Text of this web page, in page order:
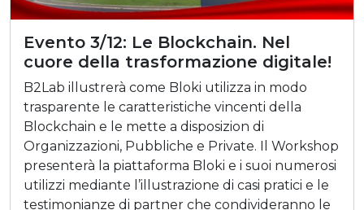
Evento 3/12: Le Blockchain. Nel
cuore della trasformazione digitale!
B2Lab illustrerà come Bloki utilizza in modo
trasparente le caratteristiche vincenti della
Blockchain e le mette a disposizion di
Organizzazioni, Pubbliche e Private. Il Workshop
presenterà la piattaforma Bloki e i suoi numerosi
utilizzi mediante l’illustrazione di casi pratici e le
testimonianze di partner che condivideranno le